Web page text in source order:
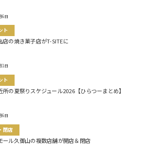
6日
ト
店の焼き菓子店がT-SITEに
1日
ト
所の夏祭りスケジュール2026【ひらつーまとめ】
6日
閉店
ール久御山の複数店舗が開店＆閉店